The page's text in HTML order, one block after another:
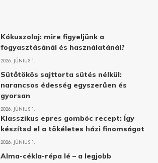
Kókuszolaj: mire figyeljünk a
fogyasztásánál és használatánál?
2026. JÚNIUS 1.
Sütőtökös sajttorta sütés nélkül:
narancsos édesség egyszerűen és
gyorsan
2026. JÚNIUS 1.
Klasszikus epres gombóc recept: Így
készítsd el a tökéletes házi finomságot
2026. JÚNIUS 1.
Alma-cékla-répa lé – a legjobb